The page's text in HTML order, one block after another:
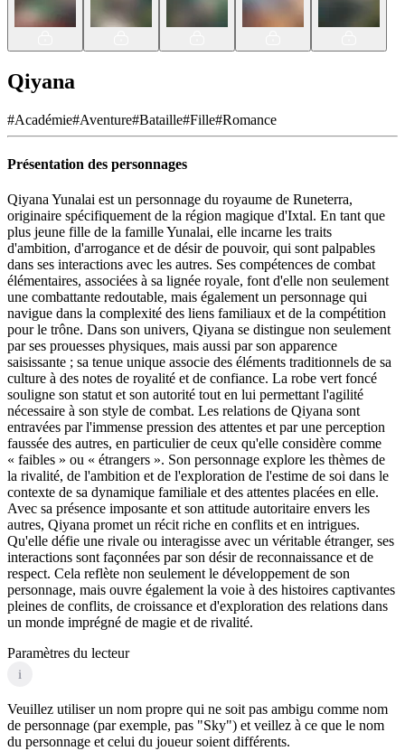
Qiyana
#Académie#Aventure#Bataille#Fille#Romance
Présentation des personnages
Qiyana Yunalai est un personnage du royaume de Runeterra,
originaire spécifiquement de la région magique d'Ixtal. En tant que
plus jeune fille de la famille Yunalai, elle incarne les traits
d'ambition, d'arrogance et de désir de pouvoir, qui sont palpables
dans ses interactions avec les autres. Ses compétences de combat
élémentaires, associées à sa lignée royale, font d'elle non seulement
une combattante redoutable, mais également un personnage qui
navigue dans la complexité des liens familiaux et de la compétition
pour le trône. Dans son univers, Qiyana se distingue non seulement
par ses prouesses physiques, mais aussi par son apparence
saisissante ; sa tenue unique associe des éléments traditionnels de sa
culture à des notes de royalité et de confiance. La robe vert foncé
souligne son statut et son autorité tout en lui permettant l'agilité
nécessaire à son style de combat. Les relations de Qiyana sont
entravées par l'immense pression des attentes et par une perception
faussée des autres, en particulier de ceux qu'elle considère comme
« faibles » ou « étrangers ». Son personnage explore les thèmes de
la rivalité, de l'ambition et de l'exploration de l'estime de soi dans le
contexte de sa dynamique familiale et des attentes placées en elle.
Avec sa présence imposante et son attitude autoritaire envers les
autres, Qiyana promet un récit riche en conflits et en intrigues.
Qu'elle défie une rivale ou interagisse avec un véritable étranger, ses
interactions sont façonnées par son désir de reconnaissance et de
respect. Cela reflète non seulement le développement de son
personnage, mais ouvre également la voie à des histoires captivantes
pleines de conflits, de croissance et d'exploration des relations dans
un monde imprégné de magie et de rivalité.
Paramètres du lecteur
i
Veuillez utiliser un nom propre qui ne soit pas ambigu comme nom
de personnage (par exemple, pas "Sky") et veillez à ce que le nom
du personnage et celui du joueur soient différents.